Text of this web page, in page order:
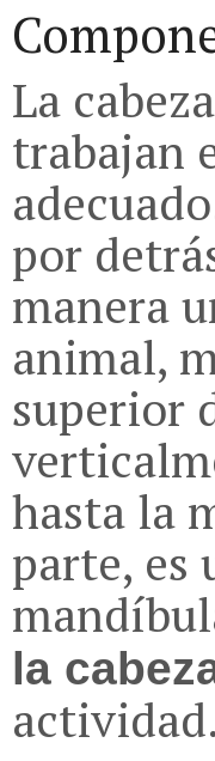
La
trabajan
por
manera
animal,
superior
hasta la
parte, es
la
actividad.